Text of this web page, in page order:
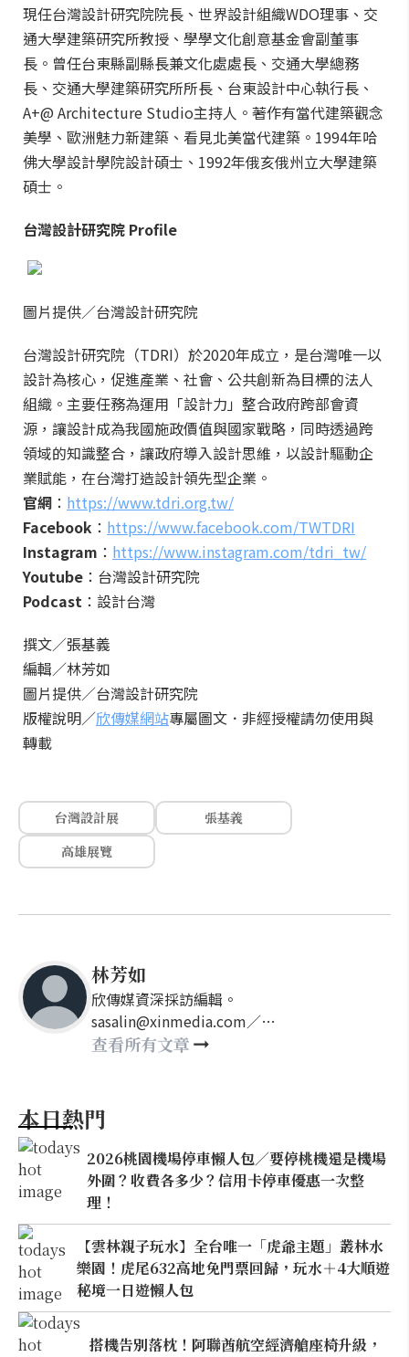
現任台灣設計研究院院長、世界設計組織WDO理事、交
通大學建築研究所教授、學學文化創意基金會副董事
長。曾任台東縣副縣長兼文化處處長、交通大學總務
長、交通大學建築研究所所長、台東設計中心執行長、
A+@ Architecture Studio主持人。著作有當代建築觀念
美學、歐洲魅力新建築、看見北美當代建築。1994年哈
佛大學設計學院設計碩士、1992年俄亥俄州立大學建築
碩士。
台灣設計研究院 Profile
圖片提供／台灣設計研究院
台灣設計研究院（TDRI）於2020年成立，是台灣唯一以
設計為核心，促進產業、社會、公共創新為目標的法人
組織。主要任務為運用「設計力」整合政府跨部會資
源，讓設計成為我國施政價值與國家戰略，同時透過跨
領域的知識整合，讓政府導入設計思維，以設計驅動企
業賦能，在台灣打造設計領先型企業。
官網 ： https://www.tdri.org.tw/
Facebook ： https://www.facebook.com/TWTDRI
Instagram ： https://www.instagram.com/tdri_tw/
Youtube ：台灣設計研究院
Podcast ：設計台灣
撰文／張基義
編輯／林芳如
圖片提供／台灣設計研究院
版權說明／欣傳媒網站專屬圖文．非經授權請勿使用與
轉載
台灣設計展
張基義
高雄展覽
林芳如
欣傳媒資深採訪編輯。
sasalin@xinmedia.com／
happy21917@gmail.com
查看所有文章
本日熱門
2026桃園機場停車懶人包／要停桃機還是機場
外圍？收費各多少？信用卡停車優惠一次整
理！
【雲林親子玩水】全台唯一「虎爺主題」叢林水
樂園！虎尾632高地免門票回歸，玩水＋4大順遊
秘境一日遊懶人包
搭機告別落枕！阿聯酋航空經濟艙座椅升級，